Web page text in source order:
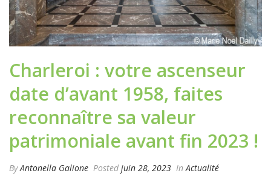
Charleroi : votre ascenseur
date d’avant 1958, faites
reconnaître sa valeur
patrimoniale avant fin 2023 !
ByAntonella Galione Posted juin 28, 2023 InActualité